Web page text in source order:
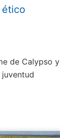
ético
de Calypso y